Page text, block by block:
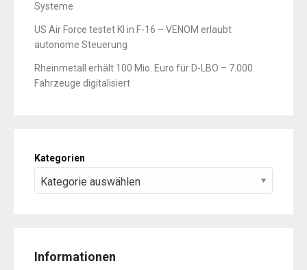
Systeme
US Air Force testet KI in F-16 – VENOM erlaubt
autonome Steuerung
Rheinmetall erhält 100 Mio. Euro für D-LBO – 7.000
Fahrzeuge digitalisiert
Kategorien
Informationen